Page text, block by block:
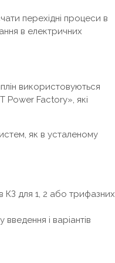
перехідні процеси в
в електричних
використовуються
Power Factory», які
як в усталеному
КЗ для 1, 2 або трифазних
і варіантів